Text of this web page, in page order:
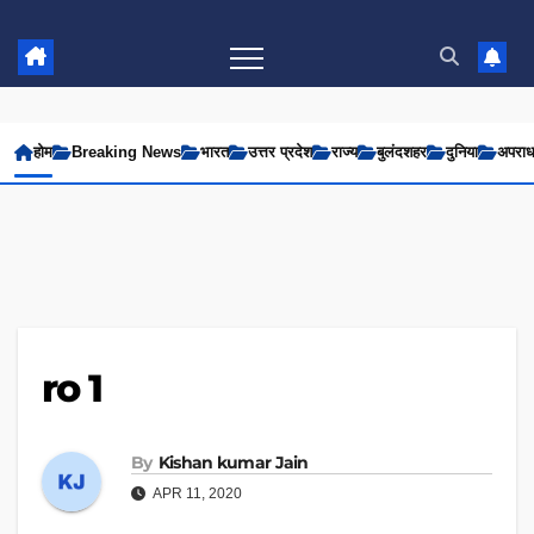
होम Breaking News भारत उत्तर प्रदेश राज्य बुलंदशहर दुनिया अपराध
ro 1
By Kishan kumar Jain
APR 11, 2020